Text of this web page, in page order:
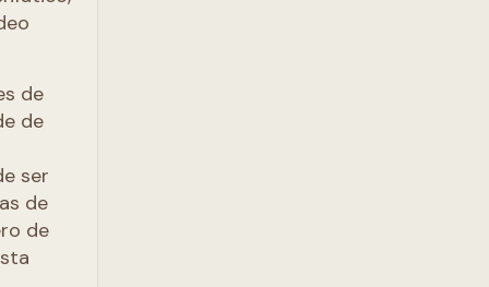
de
de
ser
de
de